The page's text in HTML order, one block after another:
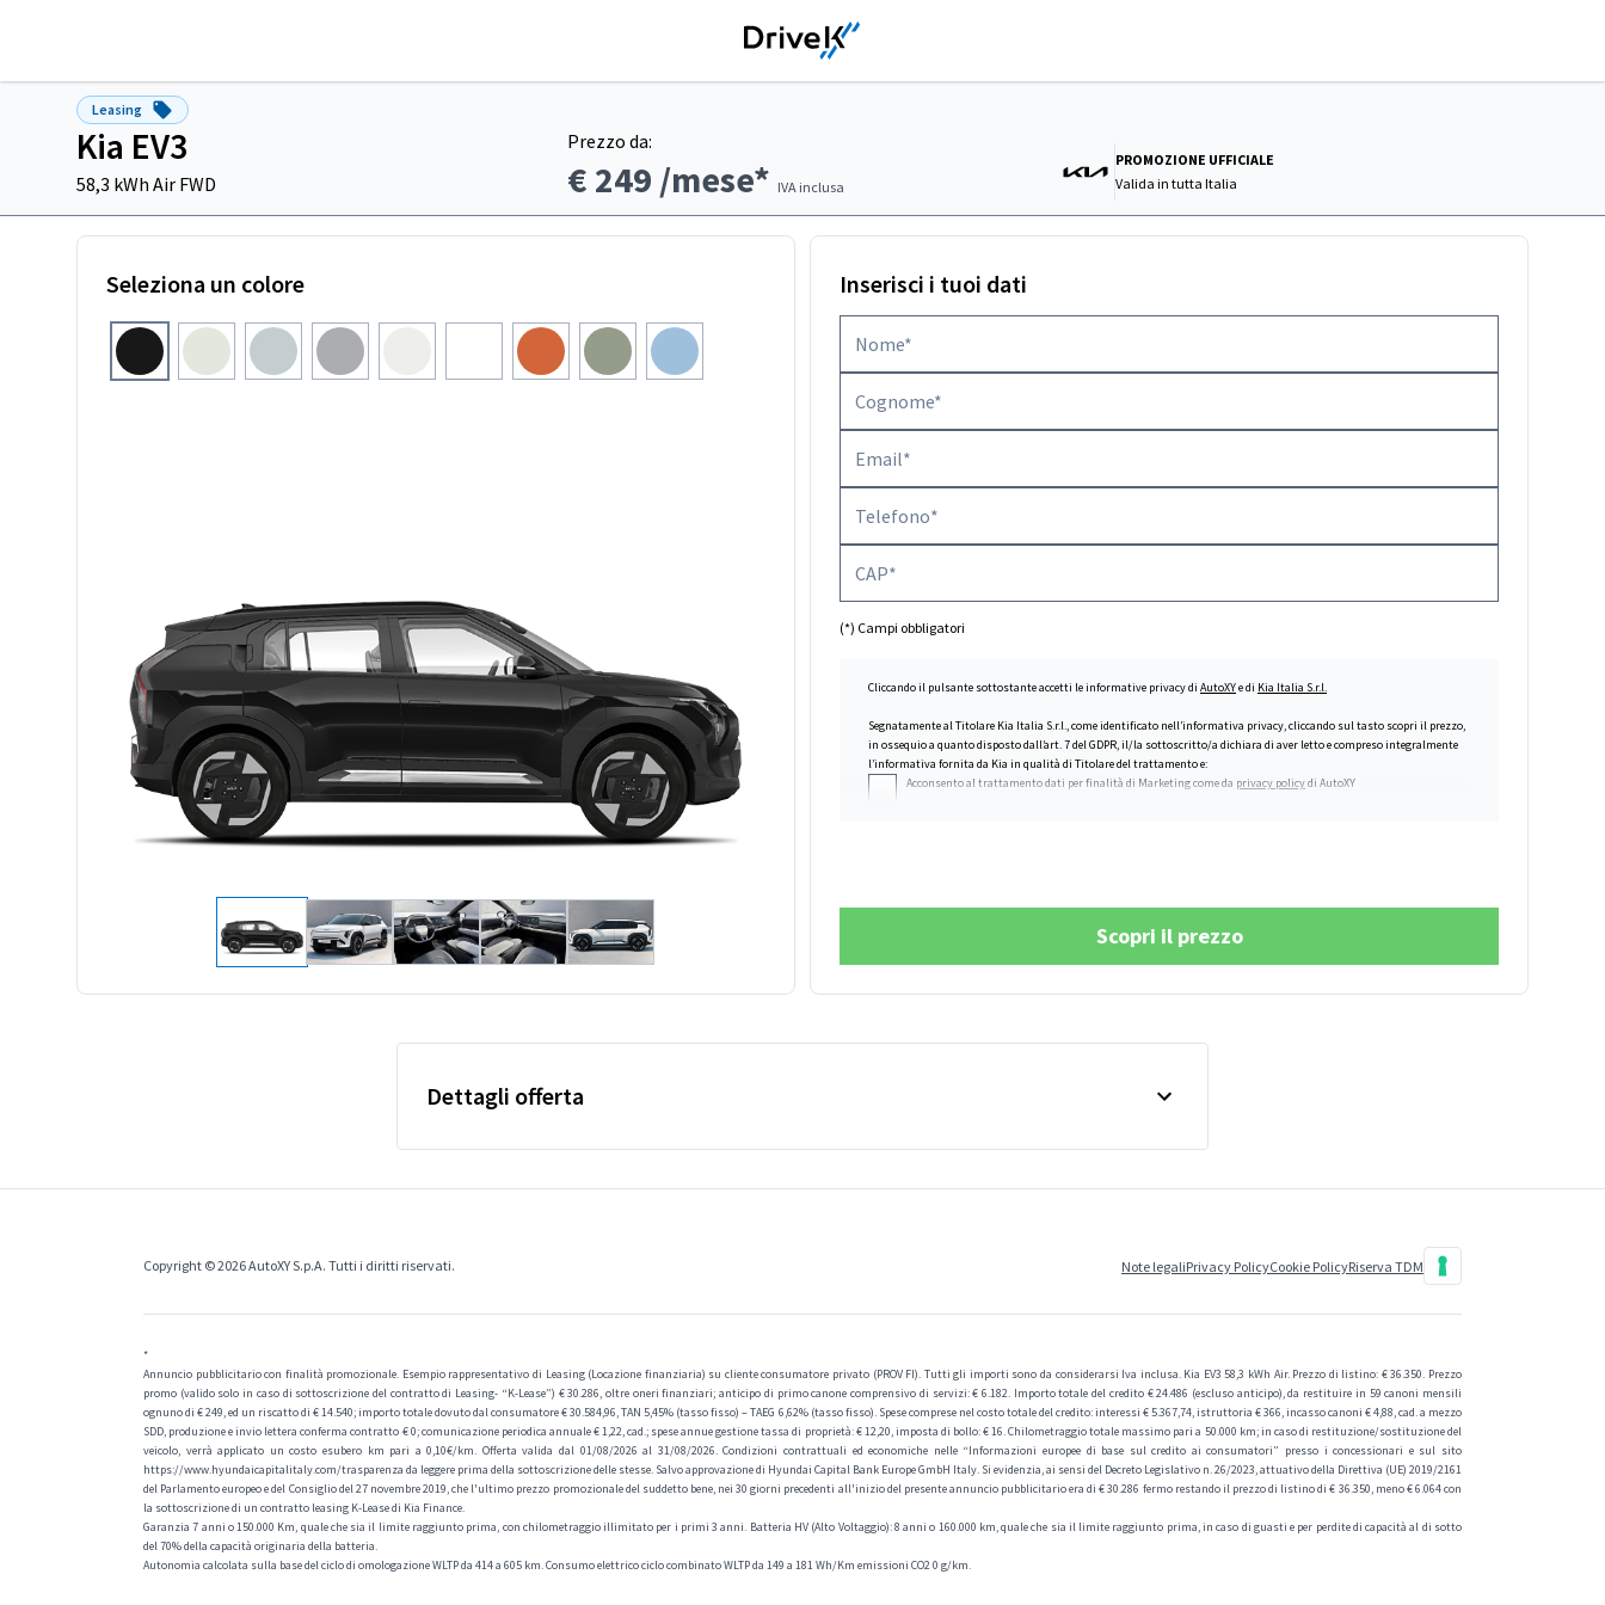
Leasing
Kia EV3
58,3 kWh Air FWD
Prezzo da:
€ 249 /mese* IVA inclusa
PROMOZIONE UFFICIALE
Valida intutta Italia
Seleziona un colore Inserisci i tuoi dati
(*) Campi obbligatori
Cliccando il pulsante sottostante accetti le informative privacy di AutoXYe di Kia Italia S.r.l.
Segnatamente al Titolare Kia Italia S.r.l., come identificato nell’informativa privacy, cliccando sul tasto scopri il prezzo,
in ossequio a quanto disposto dall’art. 7 del GDPR, il/la sottoscritto/a dichiara di aver letto e compreso integralmente
l’informativa fornita da Kia in qualità di Titolare del trattamento e:
Acconsento al trattamento dati per finalità di Marketing come da privacy policydi AutoXY
Acconsente al trattamento in relazione alle finalità di marketing inerenti ad eventi e/o campagne pubblicitarie
e/o promozionali, realizzate da Kia, relative ai prodotti e/o servizi offerti (
Scopri il prezzo
Dettagli offerta
Copyright © 2026 AutoXY S.p.A. Tutti i diritti riservati. Note legaliPrivacy PolicyCookie PolicyRiserva TDM
*
Annuncio pubblicitario con finalità promozionale. Esempio rappresentativo di Leasing (Locazione finanziaria) su cliente consumatore privato (PROV FI). Tutti gli importi sono da considerarsi Iva inclusa. Kia EV3 58,3 kWh Air. Prezzo di listino: € 36.350. Prezzo
promo (valido solo in caso di sottoscrizione del contratto di Leasing- “K-Lease”) € 30.286, oltre oneri finanziari; anticipo di primo canone comprensivo di servizi: € 6.182. Importo totale del credito € 24.486 (escluso anticipo), da restituire in 59 canoni mensili
ognuno di € 249, ed un riscatto di € 14.540; importo totale dovuto dal consumatore € 30.584,96, TAN 5,45% (tasso fisso) – TAEG 6,62% (tasso fisso). Spese comprese nel costo totale del credito: interessi € 5.367,74, istruttoria € 366, incasso canoni € 4,88, cad. a mezzo
SDD, produzione e invio lettera conferma contratto € 0; comunicazione periodica annuale € 1,22, cad.; spese annue gestione tassa di proprietà: € 12,20, imposta di bollo: € 16. Chilometraggio totale massimo pari a 50.000 km; in caso di restituzione/sostituzione del
veicolo, verrà applicato un costo esubero km pari a 0,10€/km. Offerta valida dal 01/08/2026 al 31/08/2026. Condizioni contrattuali ed economiche nelle “Informazioni europee di base sul credito ai consumatori” presso i concessionari e sul sito
https://www.hyundaicapitalitaly.com/trasparenza da leggere prima della sottoscrizione delle stesse. Salvo approvazione di Hyundai Capital Bank Europe GmbH Italy. Si evidenzia, ai sensi del Decreto Legislativo n. 26/2023, attuativo della Direttiva (UE) 2019/2161
del Parlamento europeo e del Consiglio del 27 novembre 2019, che l'ultimo prezzo promozionale del suddetto bene, nei 30 giorni precedenti all'inizio del presente annuncio pubblicitario era di € 30.286 fermo restando il prezzo di listino di € 36.350, meno € 6.064 con
la sottoscrizione di un contratto leasing K-Lease di Kia Finance.
Garanzia 7 anni o 150.000 Km, quale che sia il limite raggiunto prima, con chilometraggio illimitato per i primi 3 anni. Batteria HV (Alto Voltaggio): 8 anni o 160.000 km, quale che sia il limite raggiunto prima, in caso di guasti e per perdite di capacità al di sotto
del 70% della capacità originaria della batteria.
Autonomia calcolata sulla base del ciclo di omologazione WLTP da 414 a 605 km. Consumo elettrico ciclo combinato WLTP da 149 a 181 Wh/Km emissioni CO2 0 g/km.